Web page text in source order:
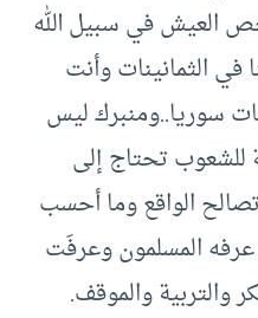
العيش في سبيل الله
في الثمانينات وأنت
سوريا..ومنبرك ليس
للشعوب تحتاج إلى
الواقع وما أحسب
المسلمون وعرفَت
والتربية والموقف.